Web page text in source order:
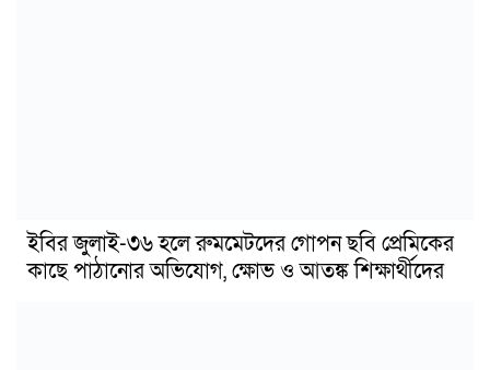
ইবির জুলাই-৩৬ হলে রুমমেটদের গোপন ছবি প্রেমিকের
কাছে পাঠানোর অভিযোগ, ক্ষোভ ও আতঙ্ক শিক্ষার্থীদের